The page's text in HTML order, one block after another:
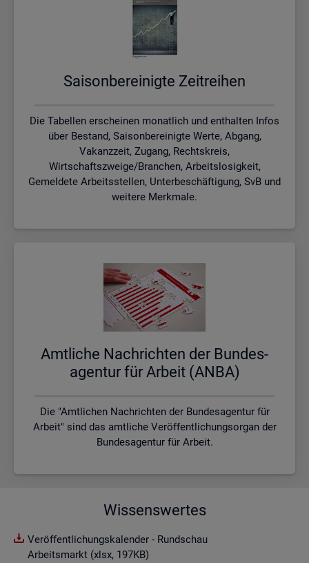
Sai­son­be­rei­nig­te Zeit­rei­hen
Die Tabellen erscheinen monatlich und enthalten Infos
über Bestand, Saisonbereinigte Werte, Abgang,
Vakanzzeit, Zugang, Rechtskreis,
Wirtschaftszweige/Branchen, Arbeitslosigkeit,
Gemeldete Arbeitsstellen, Unterbeschäftigung, SvB und
weitere Merkmale.
Amt­li­che Nach­rich­ten der Bun­des­
agen­tur für Ar­beit (ANBA)
Die "Amtlichen Nachrichten der Bundesagentur für
Arbeit" sind das amtliche Veröffentlichungsorgan der
Bundesagentur für Arbeit.
Wissenswertes
Veröffentlichungskalender - Rundschau
Arbeitsmarkt (xlsx, 197KB)